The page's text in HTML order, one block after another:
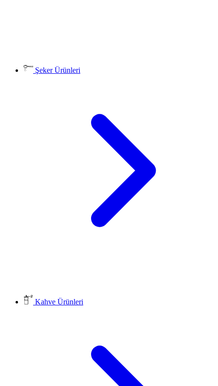
Şeker Ürünleri
Kahve Ürünleri